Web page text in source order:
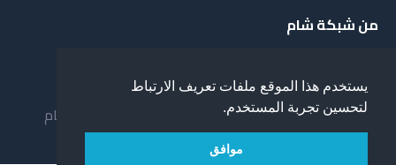
يستخدم هذا الموقع ملفات تعريف الارتباط
لتحسين تجربة المستخدم.
موافق
من شبكة شام
خدمات شبكة شام
المستفيدون من الشبكة
لمحة عن شبكة شبام
مقدمة عن شبكة شام
نظام العمل في شبكة شام